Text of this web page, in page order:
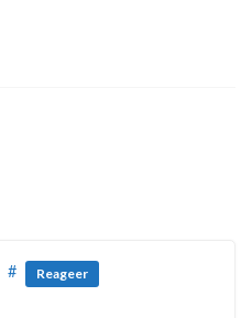
# Reageer